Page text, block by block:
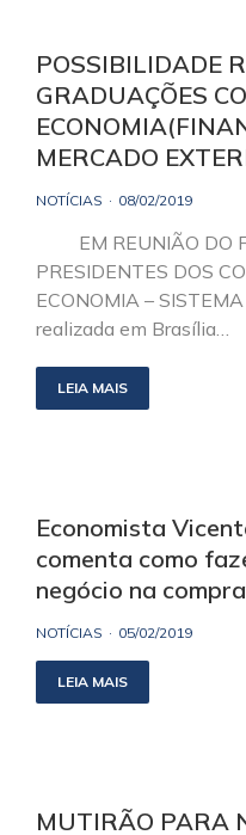
POSSIBILIDADE
GRADUAÇÕES
MERCADO
NOTÍCIAS 08/02/2019
EM REUNIÃO DO
PRESIDENTES DOS
ECONOMIA –
realizada em Brasília…
LEIA MAIS
Economista
comenta como
negócio na
NOTÍCIAS 05/02/2019
LEIA MAIS
MUTIRÃO PARA